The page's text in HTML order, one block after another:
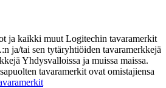
ja kaikki muut Logitechin tavaramerkit
ja/tai sen tytäryhtiöiden tavaramerkkejä
Yhdysvalloissa ja muissa maissa.
tavaramerkit ovat omistajiensa